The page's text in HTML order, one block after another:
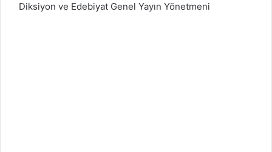
Diksiyon ve Edebiyat Genel Yayın Yönetmeni